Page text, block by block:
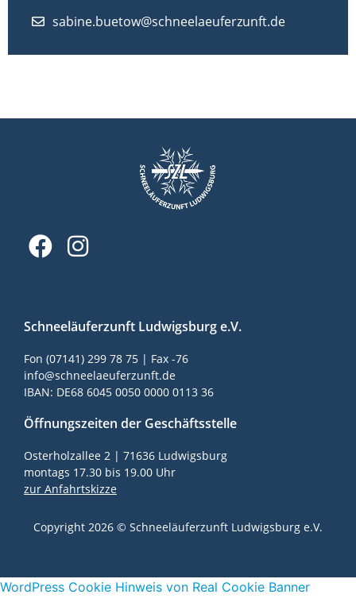
sabine.buetow@schneelaeuferzunft.de
Schneeläuferzunft Ludwigsburg e.V.
Fon (07141) 299 78 75 | Fax -76
info@schneelaeuferzunft.de
IBAN: DE68 6045 0050 0000 0113 36
Öffnungszeiten der Geschäftsstelle
Osterholzallee 2 | 71636 Ludwigsburg
montags 17.30 bis 19.00 Uhr
zur Anfahrtskizze
Copyright 2026 © Schneeläuferzunft Ludwigsburg e.V.
WordPress Cookie Hinweis von Real Cookie Banner